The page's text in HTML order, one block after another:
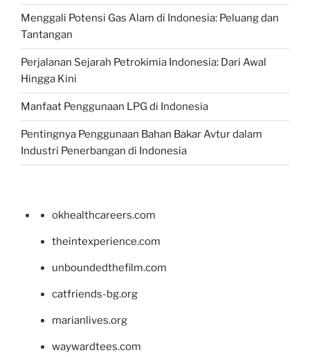
Menggali Potensi Gas Alam di Indonesia: Peluang dan
Tantangan
Perjalanan Sejarah Petrokimia Indonesia: Dari Awal
Hingga Kini
Manfaat Penggunaan LPG di Indonesia
Pentingnya Penggunaan Bahan Bakar Avtur dalam
Industri Penerbangan di Indonesia
okhealthcareers.com
theintexperience.com
unboundedthefilm.com
catfriends-bg.org
marianlives.org
waywardtees.com